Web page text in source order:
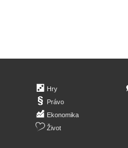
Hry
Právo
Ekonomika
Život